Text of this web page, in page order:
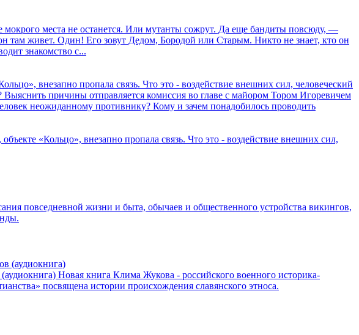
мокрого места не останется. Или мутанты сожрут. Да еще бандиты повсюду, —
там живет. Один! Его зовут Дедом, Бородой или Старым. Никто не знает, кто он
знакомство с...
внезапно пропала связь. Что это - воздействие внешних сил, человеческий
причины отправляется комиссия во главе с майором Тором Игоревичем
неожиданному противнику? Кому и зачем понадобилось проводить
«Кольцо», внезапно пропала связь. Что это - воздействие внешних сил,
повседневной жизни и быта, обычаев и общественного устройства викингов,
Новая книга Клима Жукова - российского военного историка-
посвящена истории происхождения славянского этноса.